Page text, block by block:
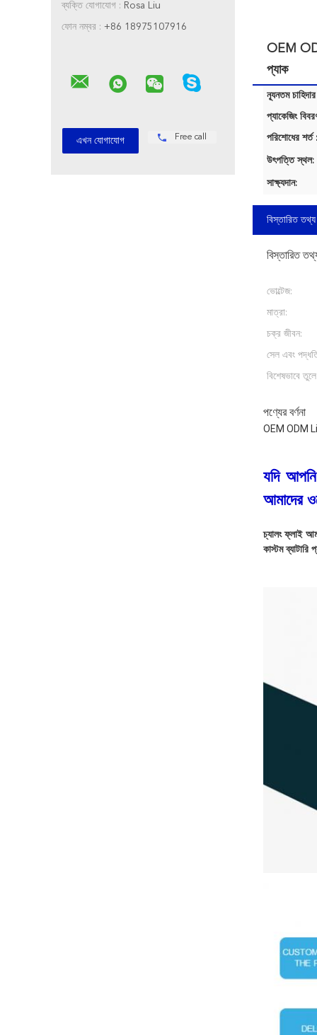
ব্যক্তি যোগাযোগ : Rosa Liu
ফোন নম্বর : +86 18975107916
Free call
OEM
প্যাক
ন্যূনতম
প্যাকেজিং
পরিশোধের শর্ত :
উৎপত্তি স্থল:
সাক্ষ্যদান:
বিস্তারিত তথ্য
বিস্তারিত
ভোল্টেজ:
মাত্রা:
চক্র জীবন:
সেল এবং
বিশেষভাবে
পণ্যের বর্ণনা
OEM ODM
যদি
আমাদের
চ্যালং ফ্লাই
কাস্টম ব্যাটারি